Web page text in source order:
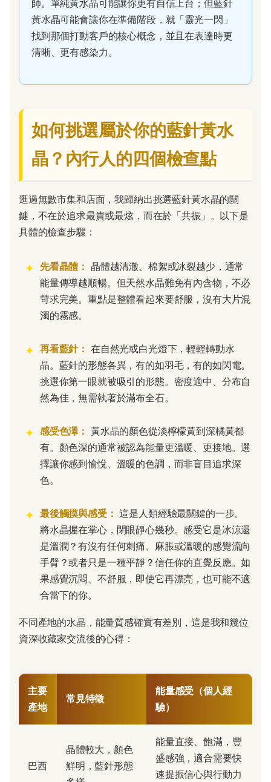
師。單純黃水晶可能讓你更有自信上台；但藍針
黃水晶可能會讓你在準備階段，就「靈光一閃」
找到那個打動客戶的核心概念，並且在表達時更
清晰、更有感染力。
如何挑選屬於你的藍針黃水
晶？內行人的四個檢查點
逛過無數市集和店面，我歸納出挑選藍針黃水晶的關
鍵，不在於追求最貴或最炫，而在於「共振」。以下是
具體的檢查步驟：
先看晶體： 晶體越清澈、棉絮或冰裂越少，通常
能量傳導越順暢。但天然水晶難免有內含物，不必
苛求完美。重點是整體看起來要舒服，沒有大片混
濁的霧感。
再看藍針： 在自然光或白光燈下，輕輕轉動水
晶。藍針的形態各異，有的如羽毛，有的如閃電。
挑選你第一眼就被吸引的形態。密度適中、分布自
然為佳，無需執著於滿布全石。
感受色澤： 黃水晶的顏色從淡檸檬黃到深橘黃都
有。顏色深的通常被認為能量更溫暖、更接地。選
擇讓你感到愉悅、溫暖的色調，而非盲目追求深
色。
最後觸摸與感受： 這是人類經驗最關鍵的一步。
將水晶握在掌心，閉眼靜心幾秒。感受它是冰涼還
是溫潤？有沒有任何刺痛、麻脹或溫暖的感覺流向
手臂？或者只是一種平靜？信任你的直覺反應。如
果感覺沉悶、不舒服，即使它再漂亮，也可能不適
合當下的你。
不同產地的水晶，能量質感確實有差別，這是我和幾位
資深收藏家交流後的心得：
主要
產地
常見特徵
能量感受（個人經
驗）
巴西
晶體較大，顏色
鮮明，藍針形態
能量直接、飽滿，豐
盛感強，適合需要快
速提振信心與行動力